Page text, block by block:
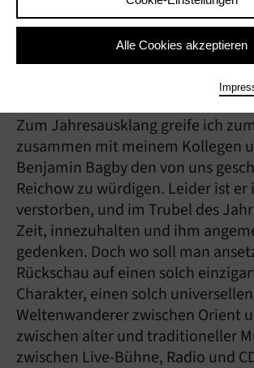
Alle Cookies akzeptieren
Zum Jahresausklang greife ich
zusammen mit meinem Kollegen
Benjamin Bagby den von uns
Reichow zu würdigen. Leider ist er
verstorben, und im Trubel des
Zeit, innezuhalten und ihm
gedenken. Doch wo soll man
Rückschau auf einen solch
Charakter, einen solch universellen
Weltenwanderer zwischen Orient
zwischen alter und traditioneller
zwischen Live-Bühne, Radio und